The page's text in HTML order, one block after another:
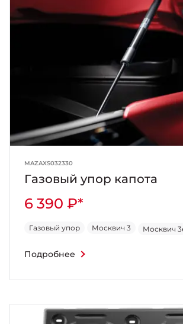
MAZAXS032330
Газовый упор капота
6 390 ₽*
Газовый упор Москвич 3 Москвич
Подробнее